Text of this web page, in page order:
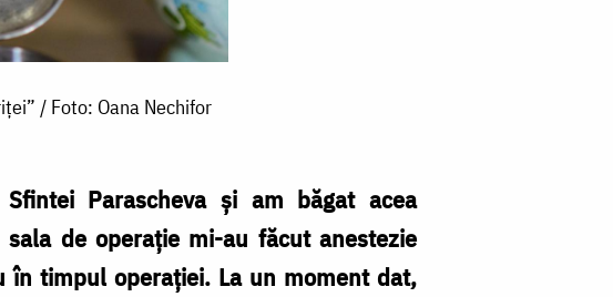
/ Foto: Oana Nechifor
Parascheva și am băgat acea
de operație mi-au făcut anestezie
în timpul operației. La un moment dat,